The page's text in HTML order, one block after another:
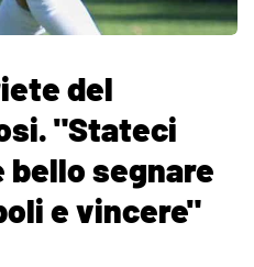
del
"Stateci
bello segnare
e vincere"